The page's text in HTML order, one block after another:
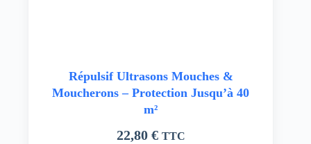
Répulsif Ultrasons Mouches &
Moucherons – Protection Jusqu’à 40
m²
22,80 € TTC